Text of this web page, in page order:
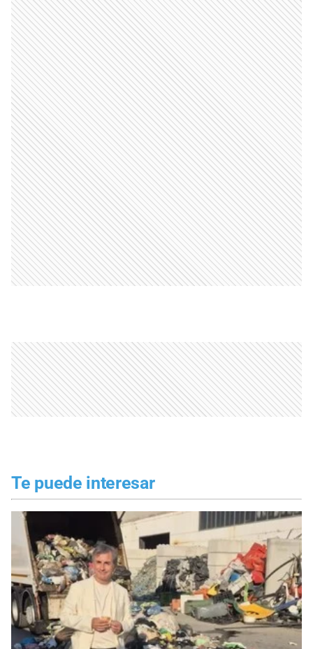
Te puede interesar